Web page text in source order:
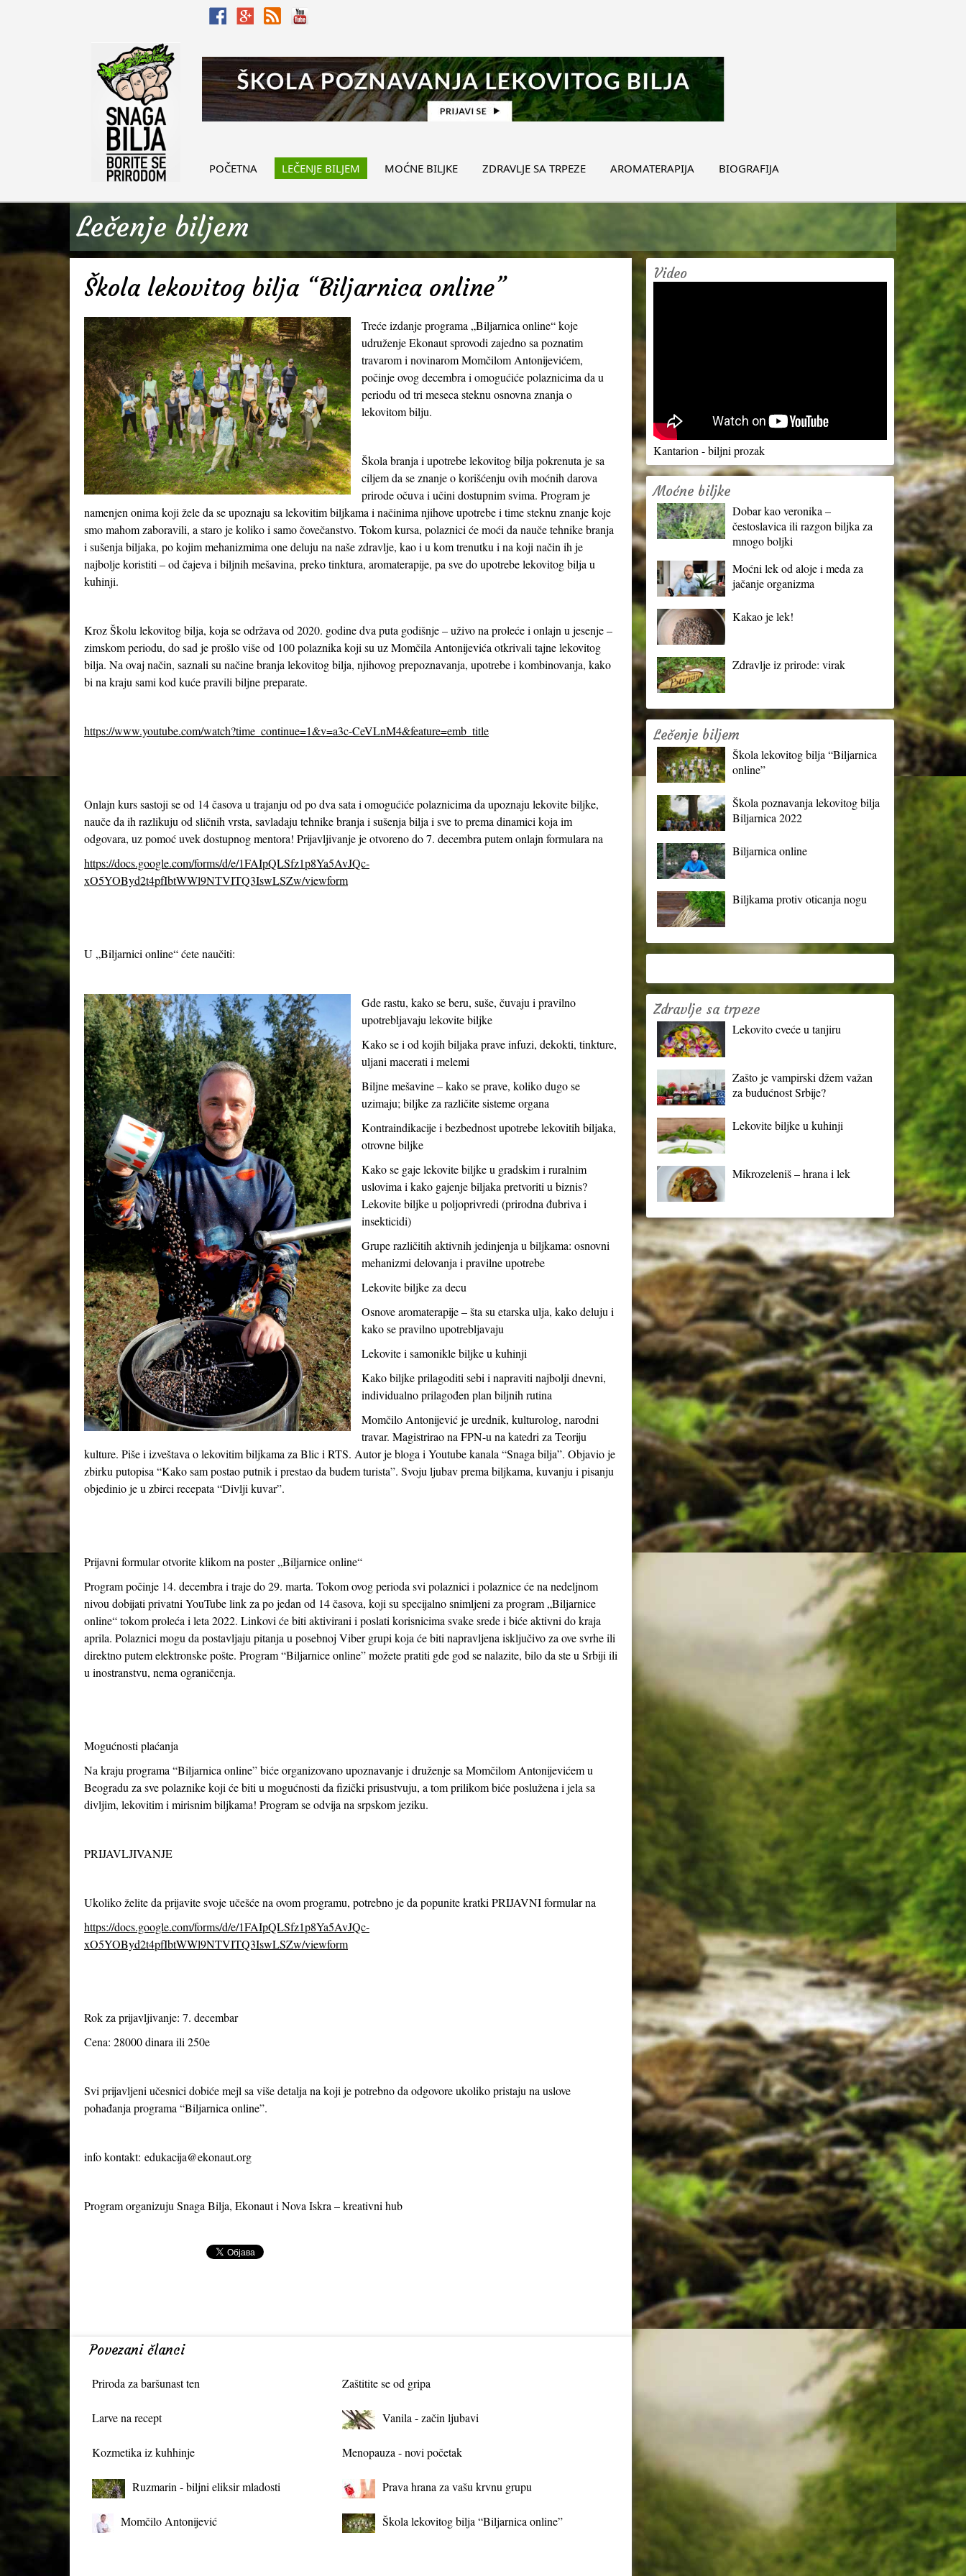
POČETNA LEČENJE BILJEM MOĆNE BILJKE ZDRAVLJE SA TRPEZE AROMATERAPIJA BIOGRAFIJA
Lečenje biljem
Škola lekovitog bilja “Biljarnica online”
Treće izdanje programa „Biljarnica online“ koje
udruženje Ekonaut sprovodi zajedno sa poznatim
travarom i novinarom Momčilom Antonijevićem,
počinje ovog decembra i omogućiće polaznicima da u
periodu od tri meseca steknu osnovna znanja o
lekovitom bilju.
Škola branja i upotrebe lekovitog bilja pokrenuta je sa
ciljem da se znanje o korišćenju ovih moćnih darova
prirode očuva i učini dostupnim svima. Program je
namenjen onima koji žele da se upoznaju sa lekovitim biljkama i načinima njihove upotrebe i time steknu znanje koje
smo mahom zaboravili, a staro je koliko i samo čovečanstvo. Tokom kursa, polaznici će moći da nauče tehnike branja
i sušenja biljaka, po kojim mehanizmima one deluju na naše zdravlje, kao i u kom trenutku i na koji način ih je
najbolje koristiti – od čajeva i biljnih mešavina, preko tinktura, aromaterapije, pa sve do upotrebe lekovitog bilja u
kuhinji.
Kroz Školu lekovitog bilja, koja se održava od 2020. godine dva puta godišnje – uživo na proleće i onlajn u jesenje –
zimskom periodu, do sad je prošlo više od 100 polaznika koji su uz Momčila Antonijevića otkrivali tajne lekovitog
bilja. Na ovaj način, saznali su načine branja lekovitog bilja, njihovog prepoznavanja, upotrebe i kombinovanja, kako
bi na kraju sami kod kuće pravili biljne preparate.
https://www.youtube.com/watch?time_continue=1&v=a3c-CeVLnM4&feature=emb_title
Onlajn kurs sastoji se od 14 časova u trajanju od po dva sata i omogućiće polaznicima da upoznaju lekovite biljke,
nauče da ih razlikuju od sličnih vrsta, savladaju tehnike branja i sušenja bilja i sve to prema dinamici koja im
odgovara, uz pomoć uvek dostupnog mentora! Prijavljivanje je otvoreno do 7. decembra putem onlajn formulara na
https://docs.google.com/forms/d/e/1FAIpQLSfz1p8Ya5AvJQc-
xO5YOByd2t4pfIbtWWl9NTVITQ3IswLSZw/viewform
U „Biljarnici online“ ćete naučiti:
Gde rastu, kako se beru, suše, čuvaju i pravilno
upotrebljavaju lekovite biljke
Kako se i od kojih biljaka prave infuzi, dekokti, tinkture,
uljani macerati i melemi
Biljne mešavine – kako se prave, koliko dugo se
uzimaju; biljke za različite sisteme organa
Kontraindikacije i bezbednost upotrebe lekovitih biljaka,
otrovne biljke
Kako se gaje lekovite biljke u gradskim i ruralnim
uslovima i kako gajenje biljaka pretvoriti u biznis?
Lekovite biljke u poljoprivredi (prirodna đubriva i
insekticidi)
Grupe različitih aktivnih jedinjenja u biljkama: osnovni
mehanizmi delovanja i pravilne upotrebe
Lekovite biljke za decu
Osnove aromaterapije – šta su etarska ulja, kako deluju i
kako se pravilno upotrebljavaju
Lekovite i samonikle biljke u kuhinji
Kako biljke prilagoditi sebi i napraviti najbolji dnevni,
individualno prilagođen plan biljnih rutina
Momčilo Antonijević je urednik, kulturolog, narodni
travar. Magistrirao na FPN-u na katedri za Teoriju
kulture. Piše i izveštava o lekovitim biljkama za Blic i RTS. Autor je bloga i Youtube kanala “Snaga bilja”. Objavio je
zbirku putopisa “Kako sam postao putnik i prestao da budem turista”. Svoju ljubav prema biljkama, kuvanju i pisanju
objedinio je u zbirci recepata “Divlji kuvar”.
Prijavni formular otvorite klikom na poster „Biljarnice online“
Program počinje 14. decembra i traje do 29. marta. Tokom ovog perioda svi polaznici i polaznice će na nedeljnom
nivou dobijati privatni YouTube link za po jedan od 14 časova, koji su specijalno snimljeni za program „Biljarnice
online“ tokom proleća i leta 2022. Linkovi će biti aktivirani i poslati korisnicima svake srede i biće aktivni do kraja
aprila. Polaznici mogu da postavljaju pitanja u posebnoj Viber grupi koja će biti napravljena isključivo za ove svrhe ili
direktno putem elektronske pošte. Program “Biljarnice online” možete pratiti gde god se nalazite, bilo da ste u Srbiji ili
u inostranstvu, nema ograničenja.
Mogućnosti plaćanja
Na kraju programa “Biljarnica online” biće organizovano upoznavanje i druženje sa Momčilom Antonijevićem u
Beogradu za sve polaznike koji će biti u mogućnosti da fizički prisustvuju, a tom prilikom biće poslužena i jela sa
divljim, lekovitim i mirisnim biljkama! Program se odvija na srpskom jeziku.
PRIJAVLJIVANJE
Ukoliko želite da prijavite svoje učešće na ovom programu, potrebno je da popunite kratki PRIJAVNI formular na
https://docs.google.com/forms/d/e/1FAIpQLSfz1p8Ya5AvJQc-
xO5YOByd2t4pfIbtWWl9NTVITQ3IswLSZw/viewform
Rok za prijavljivanje: 7. decembar
Cena: 28000 dinara ili 250e
Svi prijavljeni učesnici dobiće mejl sa više detalja na koji je potrebno da odgovore ukoliko pristaju na uslove
pohađanja programa “Biljarnica online”.
info kontakt: edukacija@ekonaut.org
Program organizuju Snaga Bilja, Ekonaut i Nova Iskra – kreativni hub
Povezani članci
Priroda za baršunast ten Zaštitite se od gripa
Larve na recept Vanila - začin ljubavi
Kozmetika iz kuhhinje Menopauza - novi početak
Ruzmarin - biljni eliksir mladosti Prava hrana za vašu krvnu grupu
Momčilo Antonijević Škola lekovitog bilja “Biljarnica online”
Video
Kantarion - biljni prozak
Moćne biljke
Dobar kao veronika –
čestoslavica ili razgon biljka za
mnogo boljki
Moćni lek od aloje i meda za
jačanje organizma
Kakao je lek!
Zdravlje iz prirode: virak
Lečenje biljem
Škola lekovitog bilja “Biljarnica
online”
Škola poznavanja lekovitog bilja
Biljarnica 2022
Biljarnica online
Biljkama protiv oticanja nogu
Zdravlje sa trpeze
Lekovito cveće u tanjiru
Zašto je vampirski džem važan
za budućnost Srbije?
Lekovite biljke u kuhinji
Mikrozeleniš – hrana i lek